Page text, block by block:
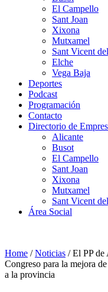
El Campello
Sant Joan
Xixona
Mutxamel
Sant Vicent
Elche
Vega Baja
Deportes
Podcast
Programación
Contacto
Directorio de
Alicante
Busot
El Campello
Sant Joan
Xixona
Mutxamel
Sant Vicent
Área Social
Home /Noticias /El PP de
Congreso para la mejora
a la provincia